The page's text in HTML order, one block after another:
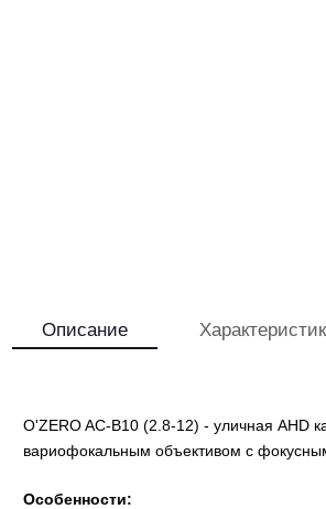
Описание
O'ZERO AC-B10 (2.8-12) - уличная AHD
вариофокальным объективом с
Особенности: